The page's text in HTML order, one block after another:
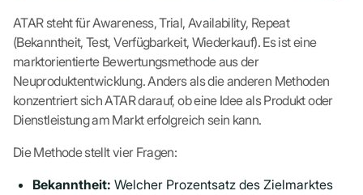
ATAR steht für Awareness, Trial, Availability, Repeat
(Bekanntheit, Test, Verfügbarkeit, Wiederkauf). Es ist eine
marktorientierte Bewertungsmethode aus der
Neuproduktentwicklung. Anders als die anderen Methoden
konzentriert sich ATAR darauf, ob eine Idee als Produkt oder
Dienstleistung am Markt erfolgreich sein kann.
Die Methode stellt vier Fragen:
Bekanntheit: Welcher Prozentsatz des Zielmarktes